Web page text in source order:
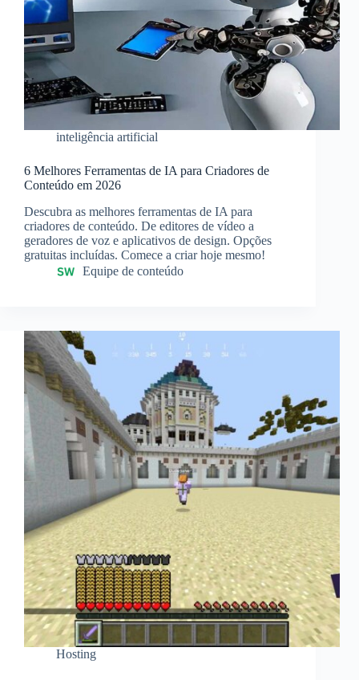
inteligência artificial
6 Melhores Ferramentas de IA para Criadores de
Conteúdo em 2026
Descubra as melhores ferramentas de IA para
criadores de conteúdo. De editores de vídeo a
geradores de voz e aplicativos de design. Opções
gratuitas incluídas. Comece a criar hoje mesmo!
Equipe de conteúdo
Hosting